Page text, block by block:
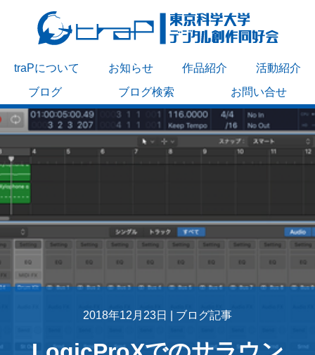
traPについて お知らせ 作品紹介
活動紹介
ブログ
ブログ検索 お問い合せ
2018年12月23日 | ブログ記事